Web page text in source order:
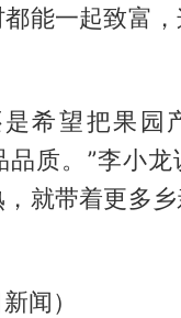
能一起致富
希望把果园
品质。”李小龙
就带着更多
闻）